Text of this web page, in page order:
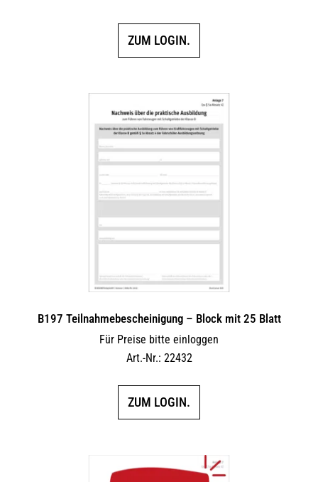
ZUM LOGIN.
B197 Teilnahmebescheinigung – Block mit 25 Blatt
Für Preise bitte einloggen
Art.-Nr.: 22432
ZUM LOGIN.